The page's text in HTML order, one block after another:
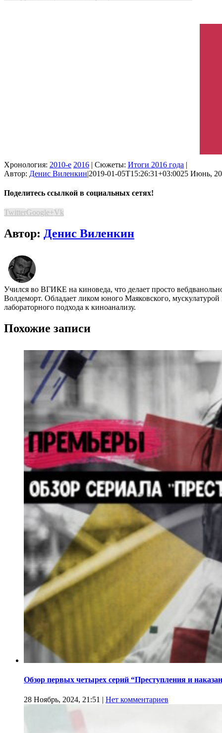
Хронология: 2010-е 2016 | Сюжеты: Итоги 2016 года |
Автор: Денис Виленкин|2019-01-05T15:26:31+03:0025 Июнь,
Поделитесь ссылкой в социальных сетях!
TwitterGoogle+Vk
Автор: Денис Виленкин
Учился во ВГИКЕ на киноведа, что делает просто
Волдеморт. Обладает ликом юного Маяковского,
лабораторного подхода к киноанализу.
Похожие записи
Обзор первых четырех серий “Преступления и
28 Ноябрь, 2024, 21:51 | Нет комментариев